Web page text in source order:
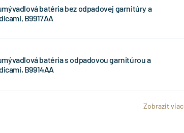
batéria bez odpadovej garnitúry a
B9917AA
batéria s odpadovou garnitúrou a
B9914AA
Zobrazit viac